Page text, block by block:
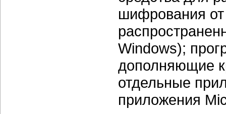
шифрования
Windows);
дополняющие
отдельные
приложения